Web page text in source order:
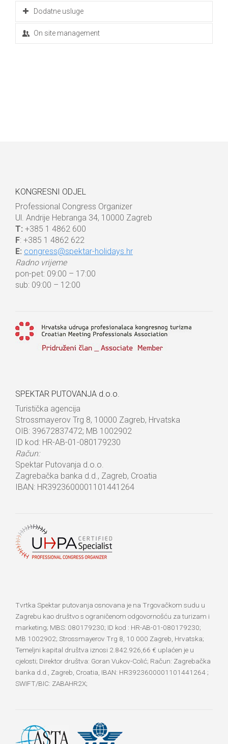
Dodatne usluge
On site management
KONGRESNI ODJEL
Professional Congress Organizer
Ul. Andrije Hebranga 34, 10000 Zagreb
T: +385 1 4862 600
F: +385 1 4862 622
E: congress@spektar-holidays.hr
Radno vrijeme
pon-pet: 09:00 – 17:00
sub: 09:00 – 12:00
SPEKTAR PUTOVANJA d.o.o.
Turistička agencija
Strossmayerov Trg 8, 10000 Zagreb, Hrvatska
OIB: 39672837472; MB 1002902
ID kod: HR-AB-01-080179230
Račun:
Spektar Putovanja d.o.o.
Zagrebačka banka d.d., Zagreb, Croatia
IBAN: HR3923600001101441264
Tvrtka Spektar putovanja osnovana je na Trgovačkom sudu u
Zagrebu kao društvo s ograničenom odgovornošću za turizam i
marketing; MBS: 080179230; ID kod : HR-AB-01-080179230;
MB 1002902; Strossmayerov Trg 8, 10 000 Zagreb, Hrvatska;
Temeljni kapital društva iznosi 2.842.926,66 € uplaćen je u
cjelosti; Direktor društva: Goran Vukov-Colić; Račun: Zagrebačka
banka d.d., Zagreb, Croatia, IBAN: HR3923600001101441264 ;
SWIFT/BIC: ZABAHR2X;